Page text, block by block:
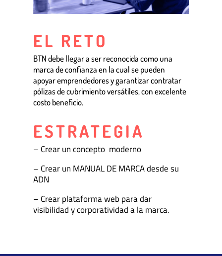
EL RETO
BTN debe llegar a ser reconocida como una
marca de confianza en la cual se pueden
apoyar emprendedores y garantizar contratar
pólizas de cubrimiento versátiles, con excelente
costo beneficio.
ESTRATEGIA
– Crear un concepto moderno
– Crear un MANUAL DE MARCA desde su
ADN
– Crear plataforma web para dar
visibilidad y corporatividad a la marca.